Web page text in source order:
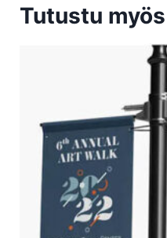
Tutustu myös